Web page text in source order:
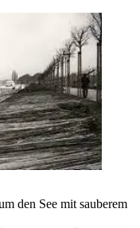
den See mit sauberem